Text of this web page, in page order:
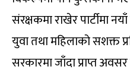
संरक्षकमा राखेर पार्टीमा
युवा तथा महिलाको सशक्त
सरकारमा जाँदा प्राप्त